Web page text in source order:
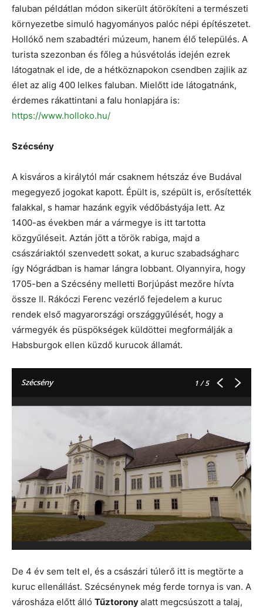
faluban példátlan módon sikerült átörökíteni a természeti
környezetbe simuló hagyományos palóc népi építészetet.
Hollókő nem szabadtéri múzeum, hanem élő település. A
turista szezonban és főleg a húsvétolás idején ezrek
látogatnak el ide, de a hétköznapokon csendben zajlik az
élet az alig 400 lelkes faluban. Mielőtt ide látogatnánk,
érdemes rákattintani a falu honlapjára is:
https://www.holloko.hu/
Szécsény
A kisváros a királytól már csaknem hétszáz éve Budával
megegyező jogokat kapott. Épült is, szépült is, erősítették
falakkal, s hamar hazánk egyik védőbástyája lett. Az
1400-as években már a vármegye is itt tartotta
közgyűléseit. Aztán jött a török rabiga, majd a
császáriaktól szenvedett sokat, a kuruc szabadságharc
így Nógrádban is hamar lángra lobbant. Olyannyira, hogy
1705-ben a Szécsény melletti Borjúpást mezőre hívta
össze II. Rákóczi Ferenc vezérlő fejedelem a kuruc
rendek első magyarországi országgyűlését, hogy a
vármegyék és püspökségek küldöttei megformálják a
Habsburgok ellen küzdő kurucok államát.
Szécsény 1/ 5
De 4 év sem telt el, és a császári túlerő itt is megtörte a
kuruc ellenállást. Szécsénynek még ferde tornya is van. A
városháza előtt álló Tűztoronyalatt megcsúszott a talaj,